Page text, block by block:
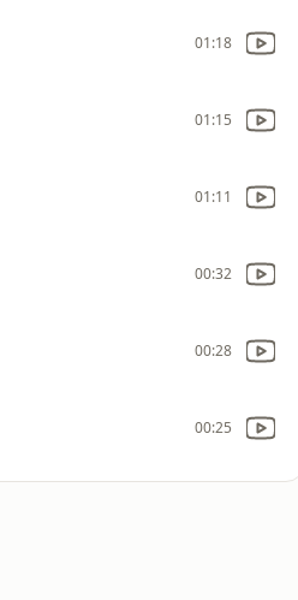
01:18
01:15
01:11
00:32
00:28
00:25